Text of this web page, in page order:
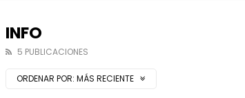
INFO
5 PUBLICACIONES
ORDENAR POR: MÁS RECIENTE